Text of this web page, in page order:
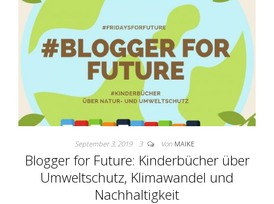
September 3, 2019 3 Von MAIKE
Blogger for Future: Kinderbücher über
Umweltschutz, Klimawandel und
Nachhaltigkeit